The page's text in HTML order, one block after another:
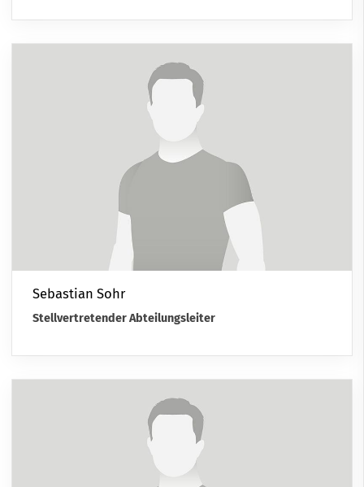
Sebastian Sohr
Stellvertretender Abteilungsleiter